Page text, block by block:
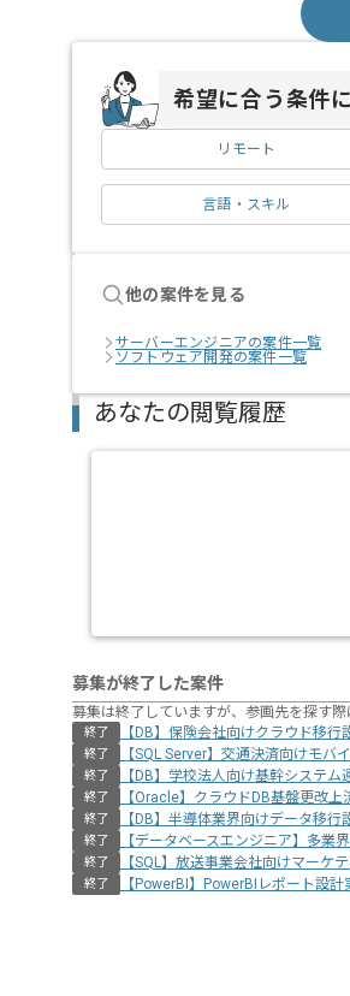
希望に合う条件
リモート
言語・スキル
他の案件を見る
サーバーエンジニアの案件一覧
ソフトウェア開発の案件一覧
あなたの閲覧履歴
募集が終了した案件
募集は終了していますが、参画先を探す
終了 【DB】保険会社向けクラウド移行
終了 【SQL Server】交通決済向けモバ
終了 【DB】学校法人向け基幹システム
終了 【Oracle】クラウドDB基盤更改上
終了 【DB】半導体業界向けデータ移行
終了 【データベースエンジニア】多業
終了 【SQL】放送事業会社向けマーケ
終了 【PowerBI】PowerBIレポート設計